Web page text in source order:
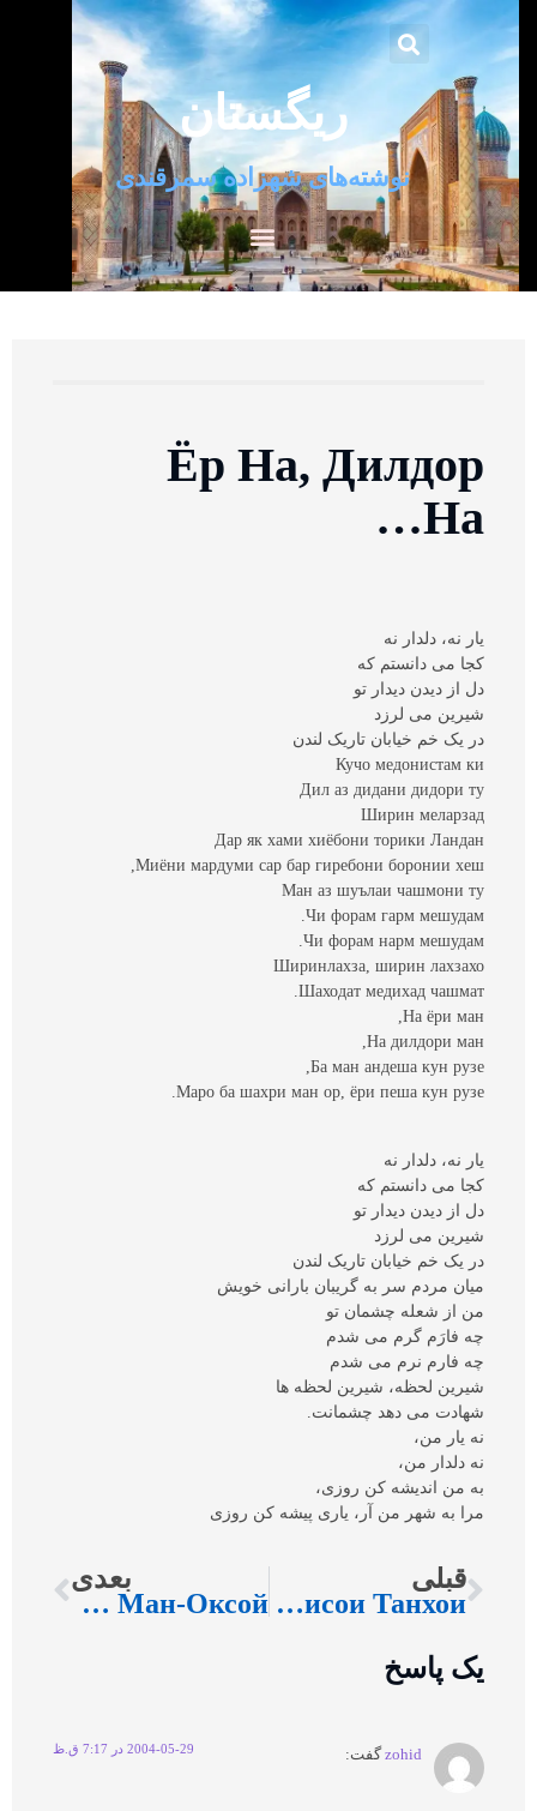
ریگستان
نوشته‌های شهزاده سمرقندی
Ёр На, Дилдор
На…
يار نه، دلدار نه
کجا می دانستم که
دل از ديدن ديدار تو
شيرين می لرزد
در يک خم خيابان تاريک لندن
Кучо медонистам ки
Дил аз дидани дидори ту
Ширин меларзад
Дар як хами хиёбони торики Ландан
Миёни мардуми сар бар гиребони боронии хеш,
Ман аз шуълаи чашмони ту
Чи форам гарм мешудам.
Чи форам нарм мешудам.
Ширинлахза, ширин лахзахо
Шаходат медихад чашмат.
На ёри ман,
На дилдори ман,
Ба ман андеша кун рузе,
Маро ба шахри ман ор, ёри пеша кун рузе.
يار نه، دلدار نه
کجا می دانستم که
دل از ديدن ديدار تو
شيرين می لرزد
در يک خم خيابان تاريک لندن
ميان مردم سر به گريبان بارانی خويش
من از شعله چشمان تو
چه فارَم گرم می شدم
چه فارم نرم می شدم
شيرين لحظه، شيرين لحظه ها
شهادت می دهد چشمانت.
نه يار من،
نه دلدار من،
به من انديشه کن روزی،
مرا به شهر من آر، ياری پيشه کن روزی
قبلی
Калисои Танхои
بعدی
Дехаи Ман-Оксой
یک پاسخ
zohid گفت: 2004-05-29 در 7:17 ق.ظ